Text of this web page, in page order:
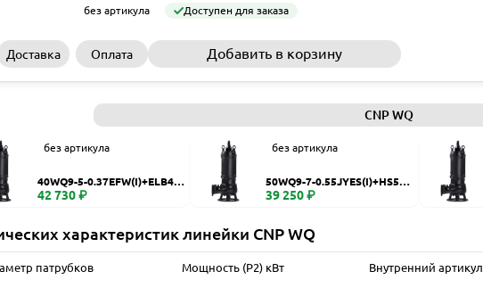
без артикула Доступен для заказа
Доставка Оплата Добавить в корзину
CNP WQ
без артикула
40WQ9-5-0.37EFW(I)+ELB40
WQ
42 730 ₽
без артикула
50WQ9-7-0.55JYES(I)+HS50
WQ
39 250 ₽
характеристик линейки CNP WQ
патрубков Мощность (P2) кВт Внутренний артикул